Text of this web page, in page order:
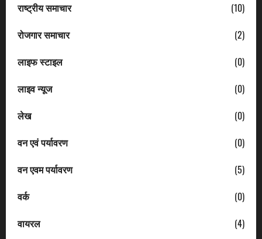
राष्ट्रीय समाचार
(10)
रोजगार समाचार
(2)
लाइफ स्टाइल
(0)
लाइव न्यूज
(0)
लेख
(0)
वन एवं पर्यावरण
(0)
वन एवम पर्यावरण
(5)
वर्क
(0)
वायरल
(4)